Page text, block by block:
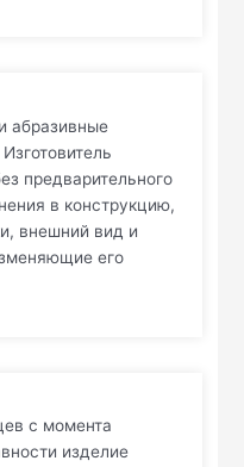
абразивные
предварительного
в конструкцию,
внешний вид и
его
с момента
изделие